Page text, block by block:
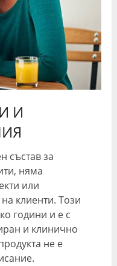
И
състав за
няма
или
клиенти. Този
години и е с
и клинично
не е